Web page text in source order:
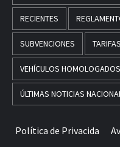
RECIENTES
SUBVENCIONES TARIFAS
VEHÍCULOS
ÚLTIMAS NOTICIAS
Política de Privacida